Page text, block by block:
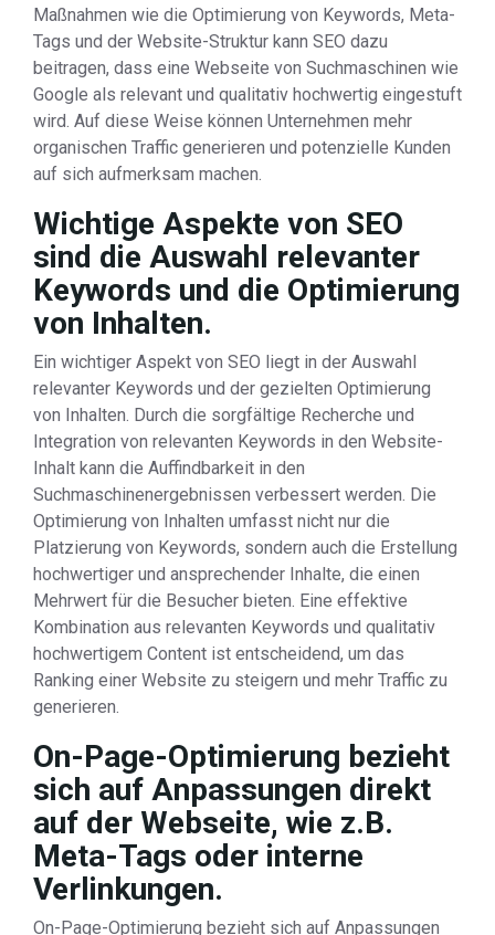
Maßnahmen wie die Optimierung von Keywords, Meta-
Tags und der Website-Struktur kann SEO dazu
beitragen, dass eine Webseite von Suchmaschinen wie
Google als relevant und qualitativ hochwertig eingestuft
wird. Auf diese Weise können Unternehmen mehr
organischen Traffic generieren und potenzielle Kunden
auf sich aufmerksam machen.
Wichtige Aspekte von SEO
sind die Auswahl relevanter
Keywords und die Optimierung
von Inhalten.
Ein wichtiger Aspekt von SEO liegt in der Auswahl
relevanter Keywords und der gezielten Optimierung
von Inhalten. Durch die sorgfältige Recherche und
Integration von relevanten Keywords in den Website-
Inhalt kann die Auffindbarkeit in den
Suchmaschinenergebnissen verbessert werden. Die
Optimierung von Inhalten umfasst nicht nur die
Platzierung von Keywords, sondern auch die Erstellung
hochwertiger und ansprechender Inhalte, die einen
Mehrwert für die Besucher bieten. Eine effektive
Kombination aus relevanten Keywords und qualitativ
hochwertigem Content ist entscheidend, um das
Ranking einer Website zu steigern und mehr Traffic zu
generieren.
On-Page-Optimierung bezieht
sich auf Anpassungen direkt
auf der Webseite, wie z.B.
Meta-Tags oder interne
Verlinkungen.
On-Page-Optimierung bezieht sich auf Anpassungen